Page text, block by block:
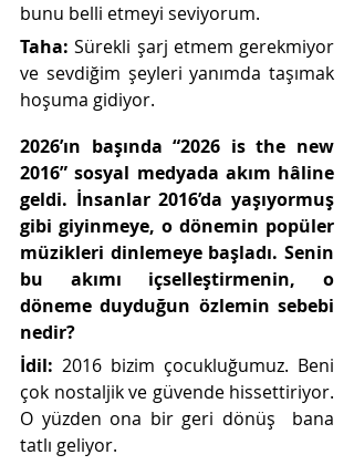
bunu belli etmeyi seviyorum.
Taha: Sürekli şarj etmem gerekmiyor
ve sevdiğim şeyleri yanımda taşımak
hoşuma gidiyor.
2026’ın başında “2026 is the new
2016” sosyal medyada akım hâline
geldi. İnsanlar 2016’da yaşıyormuş
gibi giyinmeye, o dönemin popüler
müzikleri dinlemeye başladı. Senin
bu akımı içselleştirmenin, o
döneme duyduğun özlemin sebebi
nedir?
İdil: 2016 bizim çocukluğumuz. Beni
çok nostaljik ve güvende hissettiriyor.
O yüzden ona bir geri dönüş  bana
tatlı geliyor.